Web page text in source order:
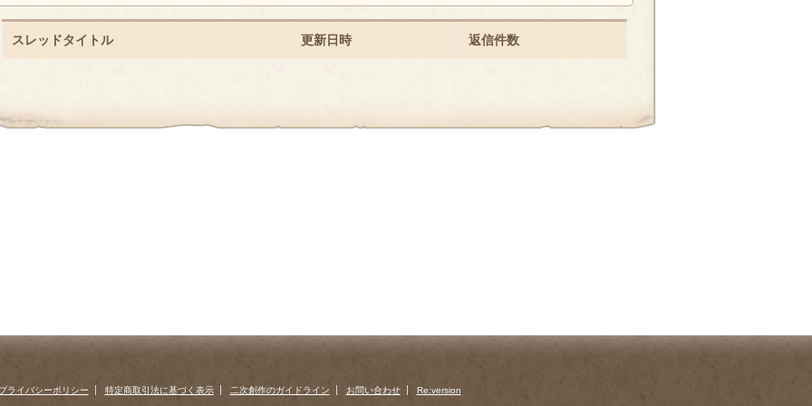
スレッドタイトル 更新日時 返信件数
ライバシーポリシー 特定商取引法に基づく表示 二次創作のガイドライン お問い合わせ Re:version